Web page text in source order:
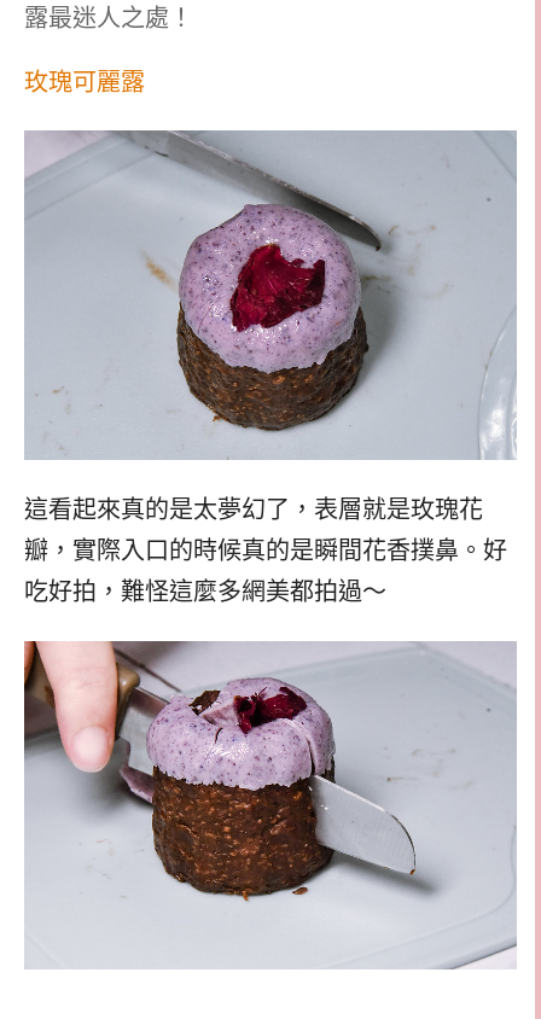
露最迷人之處！
玫瑰可麗露
這看起來真的是太夢幻了，表層就是玫瑰花
瓣，實際入口的時候真的是瞬間花香撲鼻。好
吃好拍，難怪這麼多網美都拍過～